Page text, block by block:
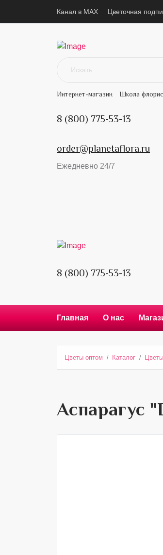
Канал в MAX Цветочная
Интернет-магазин Школа
8 (800) 775-53-13
order@planetaflora.ru
Ежедневно 24/7
8 (800) 775-53-13
Главная О нас
Цветы оптом Каталог
Аспарагус